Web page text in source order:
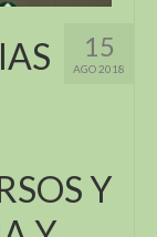
15
AGO 2018
Y